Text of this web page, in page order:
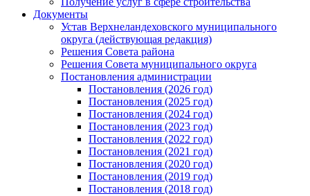
Документы
Устав Верхнеландеховского муниципального
округа (действующая редакция)
Решения Совета района
Решения Совета муниципального округа
Постановления администрации
Постановления (2026 год)
Постановления (2025 год)
Постановления (2024 год)
Постановления (2023 год)
Постановления (2022 год)
Постановления (2021 год)
Постановления (2020 год)
Постановления (2019 год)
Постановления (2018 год)